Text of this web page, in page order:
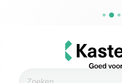
Kasterlee